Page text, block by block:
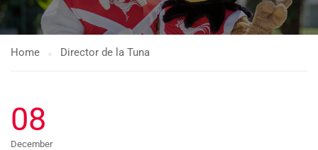
Home Director de la Tuna
08
December